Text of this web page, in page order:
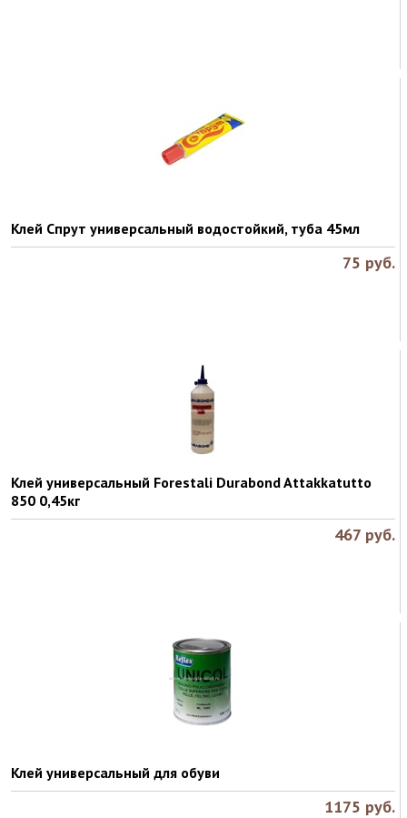
Клей Спрут универсальный водостойкий, туба 45мл
75 руб.
Клей универсальный Forestali Durabond Attakkatutto
850 0,45кг
467 руб.
Клей универсальный для обуви
1175 руб.